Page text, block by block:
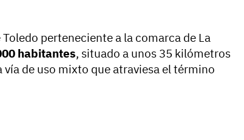
perteneciente a la comarca de La
habitantes, situado a unos 35 kilómetros
de uso mixto que atraviesa el término